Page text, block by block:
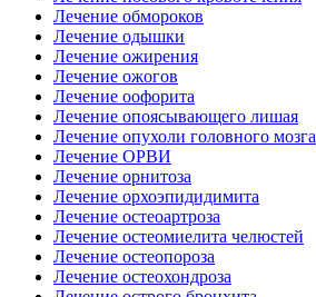
Лечение обмороков
Лечение одышки
Лечение ожирения
Лечение ожогов
Лечение оофорита
Лечение опоясывающего лишая
Лечение опухоли головного мозга
Лечение ОРВИ
Лечение орнитоза
Лечение орхоэпидидимита
Лечение остеоартроза
Лечение остеомиелита челюстей
Лечение остеопороза
Лечение остеохондроза